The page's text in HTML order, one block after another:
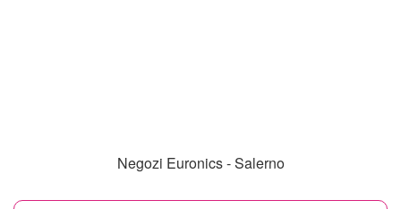
Negozi Euronics - Salerno